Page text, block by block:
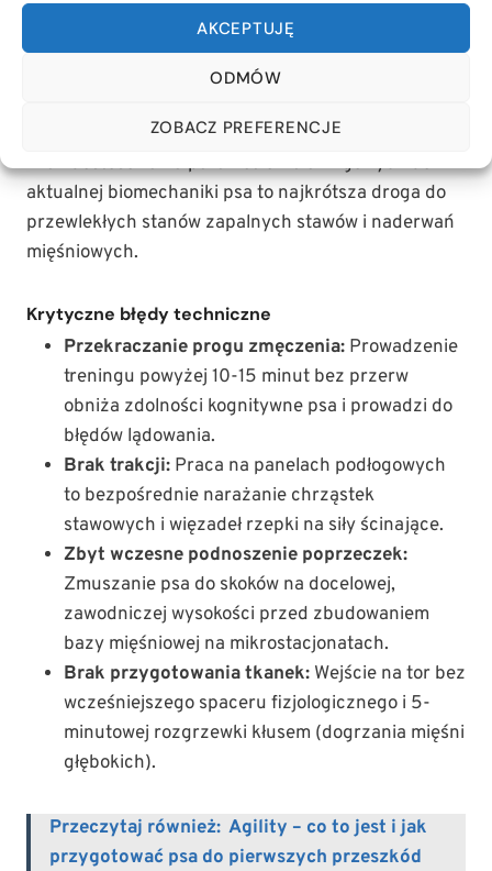
AKCEPTUJĘ
ODMÓW
ZOBACZ PREFERENCJE
W DOMOWYM TRENINGU AGILITY
Brak dostosowania parametrów treningowych do
aktualnej biomechaniki psa to najkrótsza droga do
przewlekłych stanów zapalnych stawów i naderwań
mięśniowych.
Krytyczne błędy techniczne
Przekraczanie progu zmęczenia: Prowadzenie
treningu powyżej 10-15 minut bez przerw
obniża zdolności kognitywne psa i prowadzi do
błędów lądowania.
Brak trakcji: Praca na panelach podłogowych
to bezpośrednie narażanie chrząstek
stawowych i więzadeł rzepki na siły ścinające.
Zbyt wczesne podnoszenie poprzeczek:
Zmuszanie psa do skoków na docelowej,
zawodniczej wysokości przed zbudowaniem
bazy mięśniowej na mikrostacjonatach.
Brak przygotowania tkanek: Wejście na tor bez
wcześniejszego spaceru fizjologicznego i 5-
minutowej rozgrzewki kłusem (dogrzania mięśni
głębokich).
Przeczytaj również: Agility – co to jest i jak
przygotować psa do pierwszych przeszkód